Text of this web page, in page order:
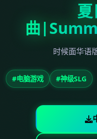
曲
时候面华语
#电脑游戏 #神级SLG